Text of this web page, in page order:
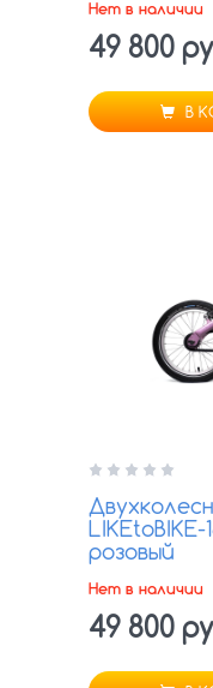
Нет в наличии
49 800
В
розовый
Нет в наличии
49 800